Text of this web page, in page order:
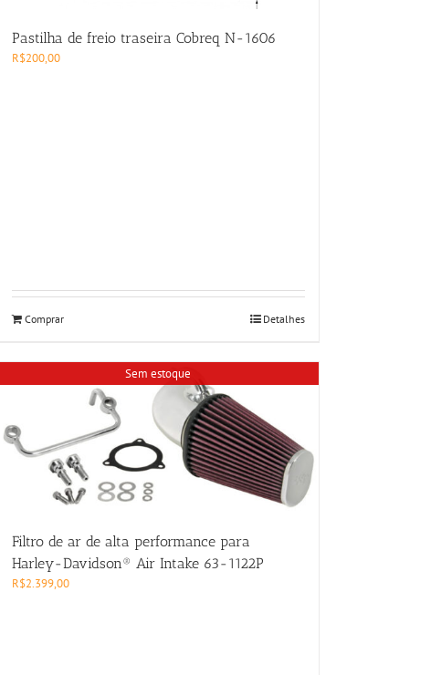
Pastilha de freio traseira Cobreq N-1606
R$200,00
Comprar Detalhes
Sem estoque
Filtro de ar de alta performance para
Harley-Davidson® Air Intake 63-1122P
R$2.399,00